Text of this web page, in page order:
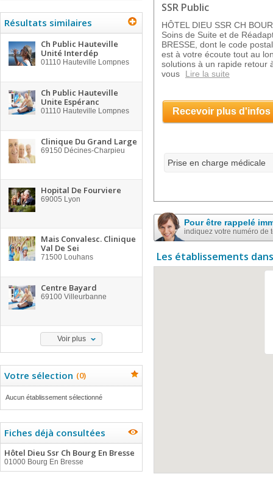
Résultats similaires
Ch Public Hauteville
Unité Interdép
01110 Hauteville Lompnes
Ch Public Hauteville
Unite Espéranc
01110 Hauteville Lompnes
Clinique Du Grand Large
69150 Décines-Charpieu
Hopital De Fourviere
69005 Lyon
Mais Convalesc. Clinique
Val De Sei
71500 Louhans
Centre Bayard
69100 Villeurbanne
Voir plus
Votre sélection (0)
Aucun établissement sélectionné
Fiches déjà consultées
Hôtel Dieu Ssr Ch Bourg En Bresse
01000 Bourg En Bresse
SSR Public
HÔTEL DIEU SSR CH
Soins de Suite et de
BRESSE, dont le code
est à votre écoute tout au
solutions à un rapide retour
vous
Lire la suite
Recevoir plus d'infos
Prise en charge médicale
Pour être rappelé
indiquez votre numéro de
Les établissements